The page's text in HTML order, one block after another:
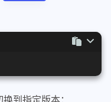
到指定版本：